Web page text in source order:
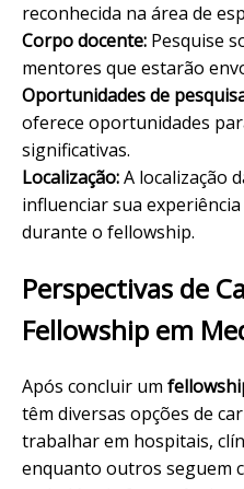
reconhecida na área de
Corpo docente: Pesquise
mentores que estarão
Oportunidades de
oferece oportunidades
significativas.
Localização:A localização
influenciar sua
durante o fellowship.
Perspectivas de
Fellowship em
Após concluir um
têm diversas opções de
trabalhar em hospitais,
enquanto outros seguem